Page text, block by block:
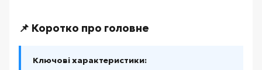
📌 Коротко про головне
Ключові характеристики: